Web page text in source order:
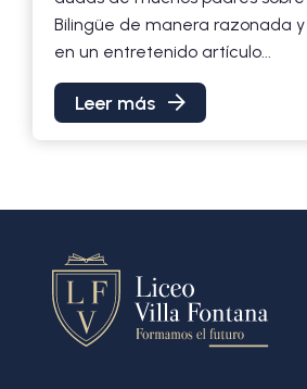
Bilingüe de manera razonada
en un entretenido artículo...
Leer más